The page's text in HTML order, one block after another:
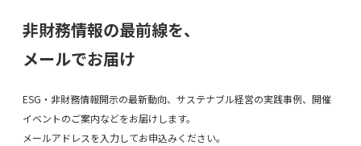
非財務情報の最前線を、
メールでお届け
ESG・非財務情報開示の最新動向、サステナブル経営の実践事例、開催
イベントのご案内などをお届けします。
メールアドレスを入力してお申込みください。